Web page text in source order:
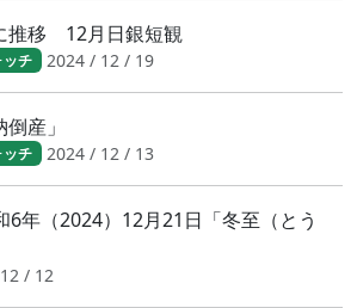
推移 12月日銀短観
チ 2024 / 12 / 19
産」
チ 2024 / 12 / 13
年（2024）12月21日「冬至（とう
/ 12